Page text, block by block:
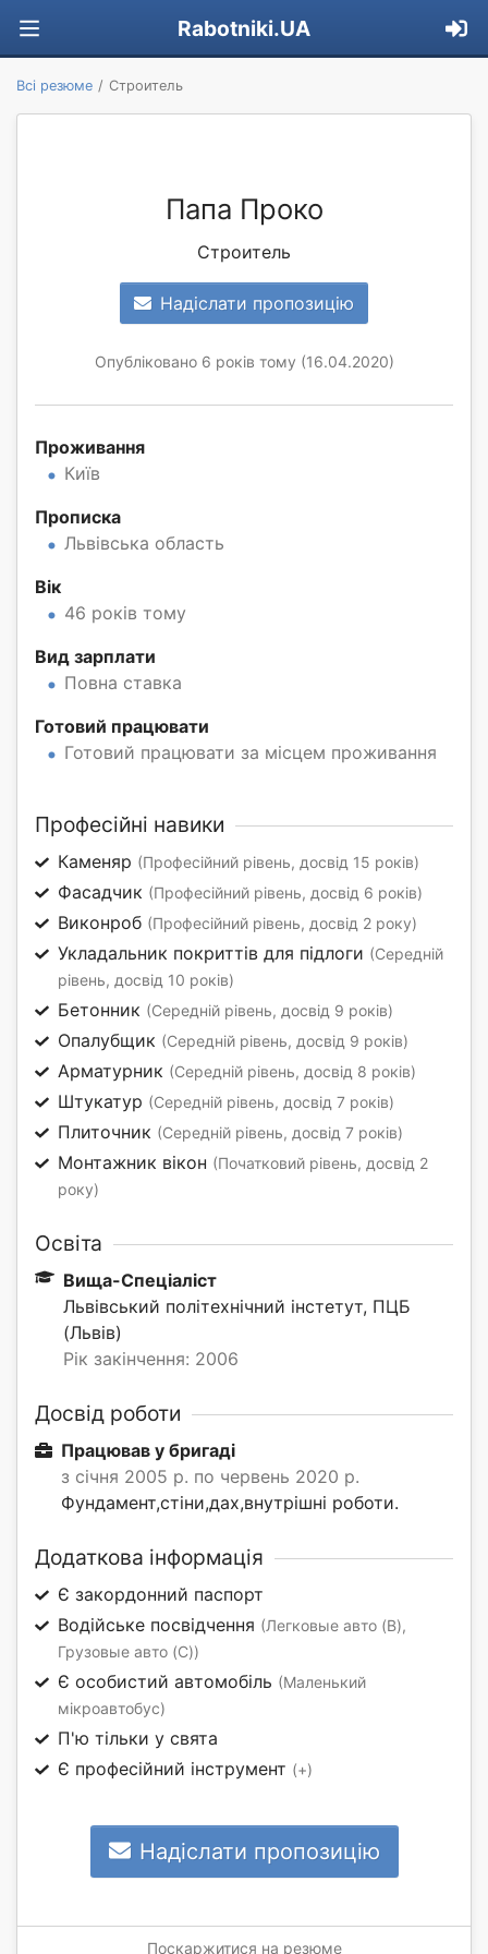
Rabotniki.UA
Всі резюме Строитель
Папа Проко
Строитель
Надіслати пропозицію
Опубліковано 6 років тому (16.04.2020)
Проживання
Київ
Прописка
Львівська область
Вік
46 років тому
Вид зарплати
Повна ставка
Готовий працювати
Готовий працювати за місцем проживання
Професійні навики
Каменяр (Професійний рівень, досвід 15 років)
Фасадчик (Професійний рівень, досвід 6 років)
Виконроб (Професійний рівень, досвід 2 року)
Укладальник покриттів для підлоги (Середній
рівень, досвід 10 років)
Бетонник (Середній рівень, досвід 9 років)
Опалубщик (Середній рівень, досвід 9 років)
Арматурник (Середній рівень, досвід 8 років)
Штукатур (Середній рівень, досвід 7 років)
Плиточник (Середній рівень, досвід 7 років)
Монтажник вікон (Початковий рівень, досвід 2
року)
Освіта
Вища-Спеціаліст
Львівський політехнічний інстетут, ПЦБ
(Львів)
Рік закінчення: 2006
Досвід роботи
Працював у бригаді
з січня 2005 р. по червень 2020 р.
Фундамент,стіни,дах,внутрішні роботи.
Додаткова інформація
Є закордонний паспорт
Водійське посвідчення (Легковые авто (B),
Грузовые авто (C))
Є особистий автомобіль (Маленький
мікроавтобус)
П'ю тільки у свята
Є професійний інструмент (+)
Надіслати пропозицію
Поскаржитися на резюме